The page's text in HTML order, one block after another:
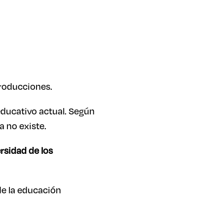
actual. Según
no existe.
de los
la educación